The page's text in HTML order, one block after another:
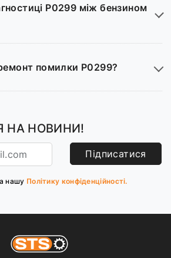
P0299 між бензином
помилки P0299?
НА НОВИНИ!
Підписатися
нашу Політику конфіденційності.